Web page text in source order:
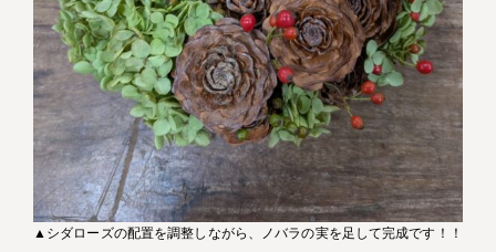
▲シダローズの配置を調整しながら、ノバラの実を足して完成です！！